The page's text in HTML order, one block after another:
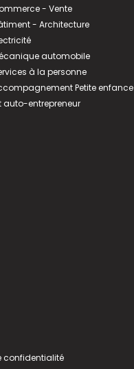
- Vente
- Architecture
automobile
à la personne
Petite enfance
auto-entrepreneur
confidentialité